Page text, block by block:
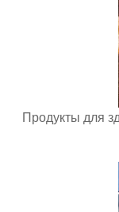
Продукты для